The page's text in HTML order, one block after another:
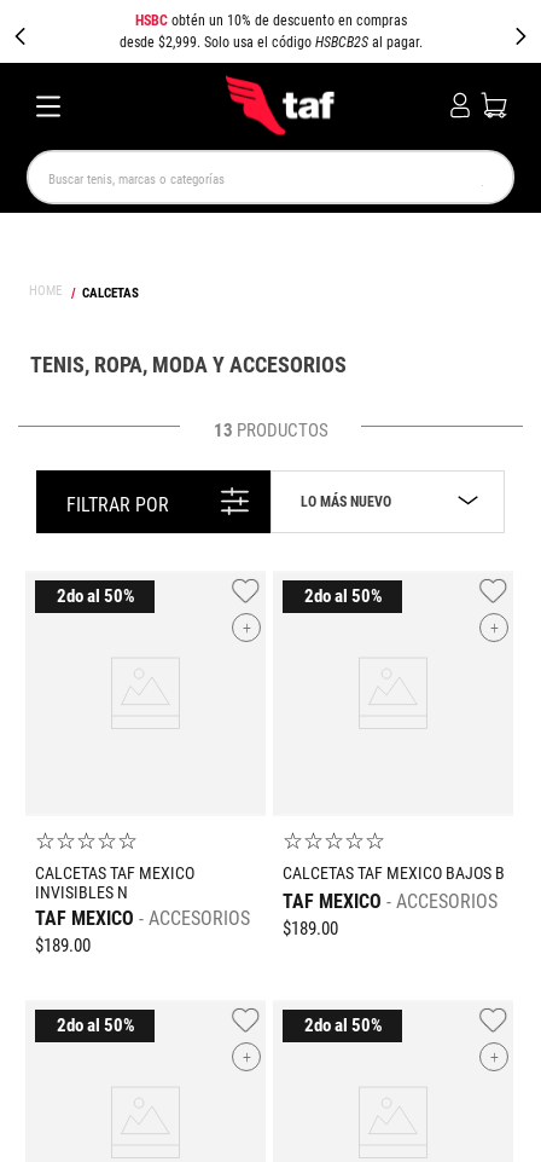
HSBCobtén un 10% de descuento en compras
desde $2,999. Solo usa el código HSBCB2Sal pagar.
Buscar tenis, marcas o categorías
CALCETAS
TENIS, ROPA, MODA Y ACCESORIOS
13 PRODUCTOS
FILTRAR POR LO MÁS NUEVO
+
☆☆☆☆☆
CALCETAS TAF MEXICO
INVISIBLES N
TAF MEXICO ACCESORIOS
$189.00
+
☆☆☆☆☆
CALCETAS TAF MEXICO BAJOS B
TAF MEXICO ACCESORIOS
$189.00
+ +